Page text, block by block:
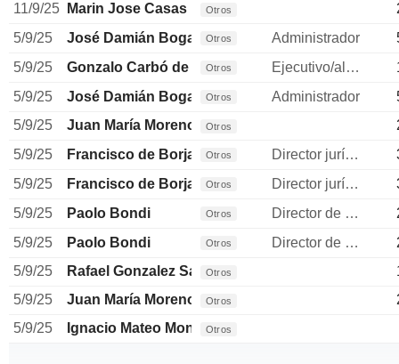
11/9/25
Marin Jose Casas Otros
5/9/25
José Damián Bogas Gálvez
Otros Administrador
5/9/25
Gonzalo Carbó de HayOtros Ejecutivo/alto directivo
5/9/25
José Damián Bogas Gálvez
Otros Administrador
5/9/25
Juan María Moreno Mellado
Otros
5/9/25
Francisco de Borja Acha Besga
Otros Director jurídico
5/9/25
Francisco de Borja Acha Besga
Otros Director jurídico
5/9/25
Paolo Bondi Otros Director de recursos humanos
5/9/25
Paolo Bondi Otros Director de recursos humanos
5/9/25
Rafael Gonzalez Sanchez
Otros
5/9/25
Juan María Moreno Mellado
Otros
5/9/25
Ignacio Mateo Montoya
Otros